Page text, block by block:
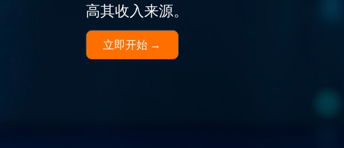
高其收入来源。
立即开始 →